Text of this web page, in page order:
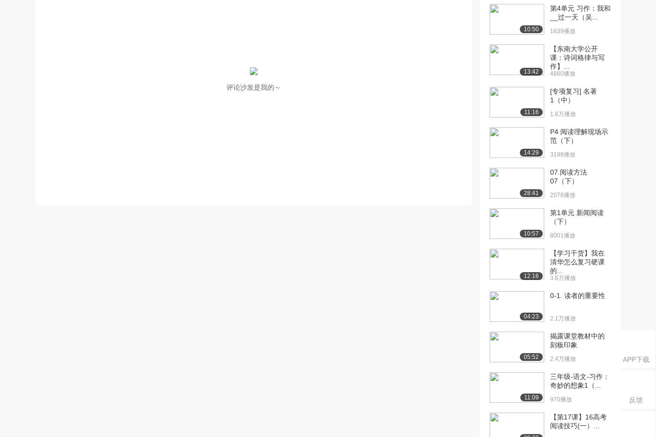
APP下载
反馈
评论沙发是我的～
[10] 第1单元 3 古诗三首
2022播放
[11] 第1单元 3 古诗三首
6021播放
13:17
[12] 第1单元 3 古诗三首
13:22
[13] 第1单元 4 藏戏（上） 13:00
1911播放
[15] 第2单元 5 鲁滨逊漂流
记①（上）
7718播放
[16] 第2单元 5 鲁滨逊漂流
记①（下）
2197播放
[17] 第2单元 5 鲁滨逊漂流
记②（上）
12:32
记②（下）
[19] 第2单元 6 骑鹅旅行记
（节选）（...
[20] 第2单元 6 骑鹅旅行记
（节选）（...
2021播放
[21] 第2单元 7 汤姆·索亚
历险记（节...
10:50
第4单元 习作：我和
__过一天（吴...
1639播放
13:42
【东南大学公开
课：诗词格律与写
作】...
4860播放
11:16
[专项复习] 名著
1（中）
1.6万播放
14:29
P4 阅读理解现场示
范（下）
3198播放
28:41
07.阅读方法
07（下）
2078播放
10:57
第1单元 新闻阅读
（下）
8001播放
12:16
【学习干货】我在
清华怎么复习硬课
的...
3.6万播放
04:23
0-1. 读者的重要性
2.1万播放
05:52
揭露课堂教材中的
刻板印象
2.4万播放
11:09
三年级-语文-习作：
奇妙的想象1（...
970播放
【第17课】16高考
阅读技巧(一）...